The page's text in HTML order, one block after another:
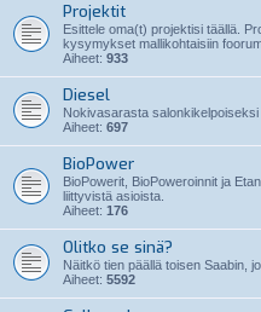
Projektit
Esittele oma(t) projektisi täällä.
kysymykset mallikohtaisiin
Aiheet: 933
Diesel
Nokivasarasta
Aiheet: 697
BioPower
BioPowerit, BioPoweroinnit ja
liittyvistä asioista.
Aiheet: 176
Olitko se sinä?
Näitkö tien päällä toisen Saabin,
Aiheet: 5592